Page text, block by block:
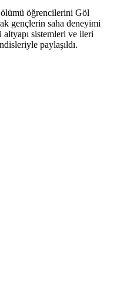
öğrencilerini Göl
gençlerin saha deneyimi
altyapı sistemleri ve ileri
paylaşıldı.